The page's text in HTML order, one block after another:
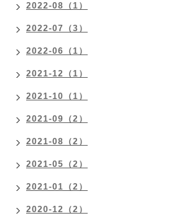
2022-08（1）
2022-07（3）
2022-06（1）
2021-12（1）
2021-10（1）
2021-09（2）
2021-08（2）
2021-05（2）
2021-01（2）
2020-12（2）